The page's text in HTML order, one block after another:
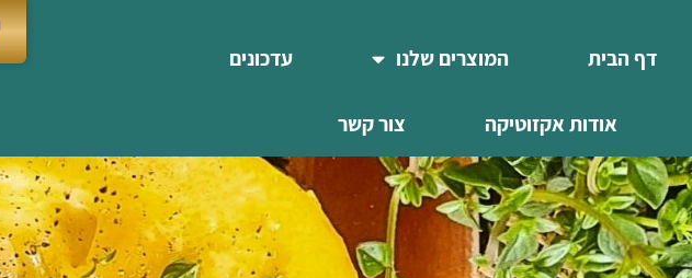
דף הבית המוצרים שלנו עדכונים
אודות אקזוטיקה צור קשר